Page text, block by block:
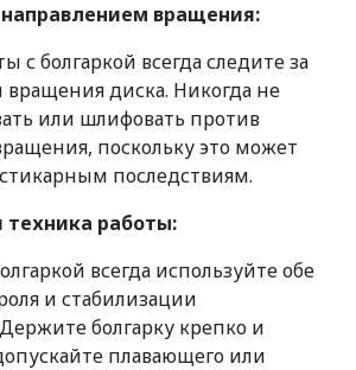
направлением вращения:
с болгаркой всегда следите за
диска. Никогда не
или шлифовать против
поскольку это может
последствиям.
техника работы:
всегда используйте обе
и стабилизации
болгарку крепко и
плавающего или